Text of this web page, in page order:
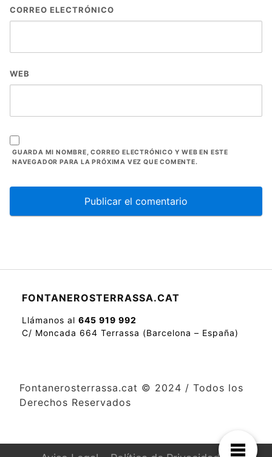
CORREO ELECTRÓNICO
WEB
GUARDA MI NOMBRE, CORREO ELECTRÓNICO Y WEB EN ESTE
NAVEGADOR PARA LA PRÓXIMA VEZ QUE COMENTE.
FONTANEROSTERRASSA.CAT
Llámanos al 645 919 992
C/ Moncada 664 Terrassa (Barcelona – España)
Fontanerosterrassa.cat © 2024 / Todos los
Derechos Reservados